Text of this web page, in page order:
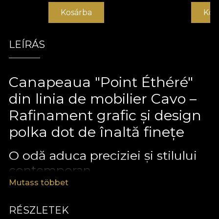
Kosárba
LEÍRÁS
Canapeaua "Point Éthéré"
din linia de mobilier Cavo –
Rafinament grafic și design
polka dot de înaltă finețe
O odă aduca preciziei și stilului
contemporan
rigoarea detaliului și o estetică ludică, dar profund
sofisticată. Numele său evocă tehnica tradițională a
Mutass többet
RÉSZLETEK